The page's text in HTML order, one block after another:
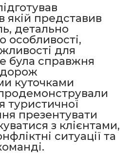
якій представив
детально
особливості,
для
була справжня
куточками
туристичної
презентувати
з клієнтами,
ситуації та